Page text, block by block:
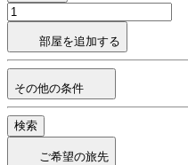
部屋を追加する
その他の条件
検索
ご希望の旅先